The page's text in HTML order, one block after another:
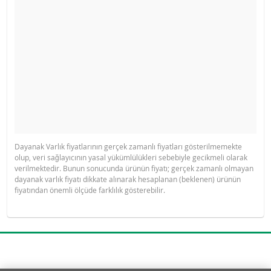
Dayanak Varlık fiyatlarının gerçek zamanlı fiyatları gösterilmemekte
olup, veri sağlayıcının yasal yükümlülükleri sebebiyle gecikmeli olarak
verilmektedir. Bunun sonucunda ürünün fiyatı; gerçek zamanlı olmayan
dayanak varlık fiyatı dikkate alınarak hesaplanan (beklenen) ürünün
fiyatından önemli ölçüde farklılık gösterebilir.